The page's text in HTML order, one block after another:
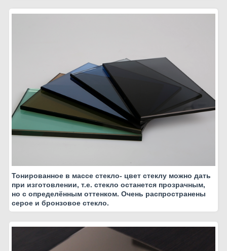
Тонированное в массе стекло- цвет стеклу можно дать
при изготовлении, т.е. стекло останется прозрачным,
но с определённым оттенком. Очень распространены
серое и бронзовое стекло.